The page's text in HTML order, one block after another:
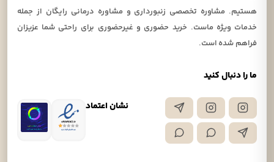
ما را دنبال کنید
نشان اعتماد
هستیم. مشاوره تخصصی زنبورداری و مشاوره درمانی رایگان از جمله
خدمات ویژه ماست. خرید حضوری و غیرحضوری برای راحتی شما عزیزان
فراهم شده است.